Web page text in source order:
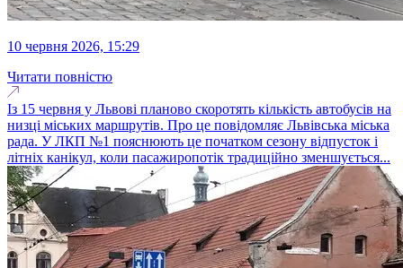
10 червня 2026, 15:29
Читати повністю
Із 15 червня у Львові планово скоротять кількість автобусів на
низці міських маршрутів. Про це повідомляє Львівська міська
рада. У ЛКП №1 пояснюють це початком сезону відпусток і
літніх канікул, коли пасажиропотік традиційно зменшується...